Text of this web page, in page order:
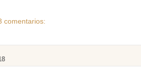
comentarios: